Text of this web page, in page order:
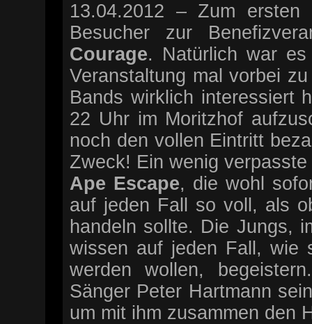
13.04.2012 – Zum
Besucher zur
Courage. Natürlich war
Veranstaltung mal vorbei
Bands wirklich interessiert
22 Uhr im Moritzhof
noch den vollen Eintritt
Zweck! Ein wenig
Ape Escape, die wohl
auf jeden Fall so voll, als
handeln sollte. Die Jungs,
wissen auf jeden Fall, wie
werden wollen,
Sänger Peter Hartmann
um mit ihm zusammen den